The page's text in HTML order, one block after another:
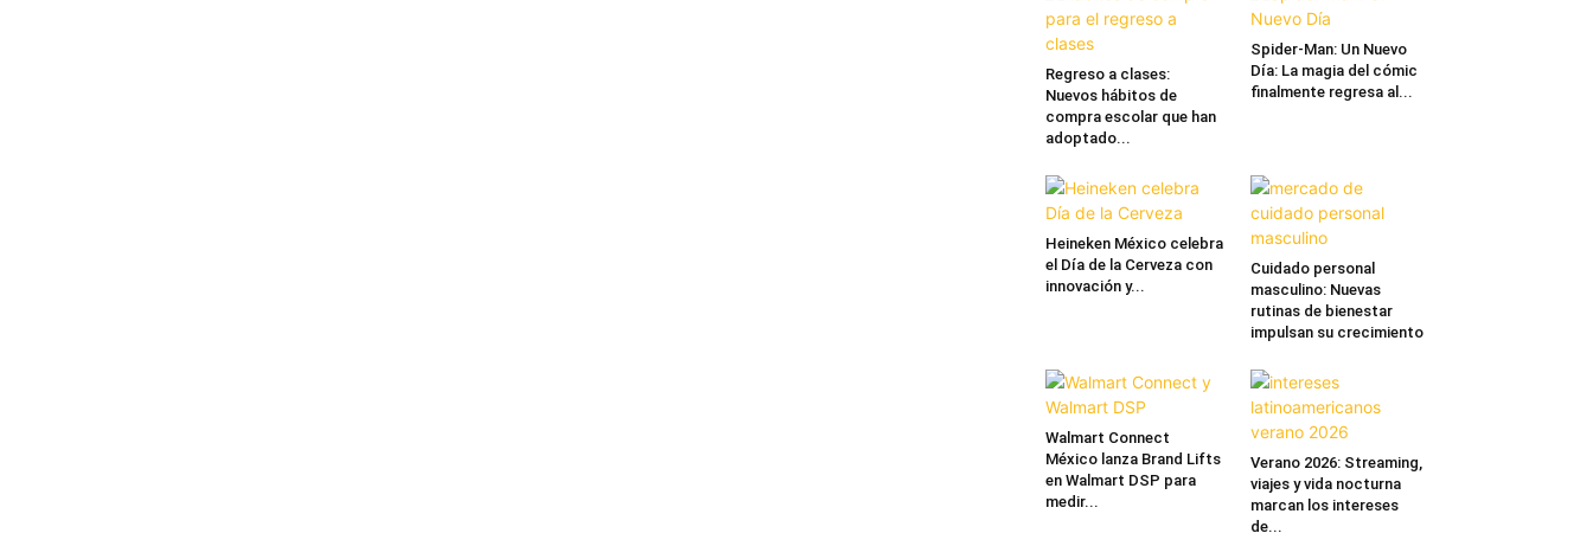
Regreso a clases:
Nuevos hábitos de
compra escolar que han
adoptado...
Spider-Man: Un Nuevo
Día: La magia del cómic
finalmente regresa al...
Heineken México celebra
el Día de la Cerveza con
innovación y...
Cuidado personal
masculino: Nuevas
rutinas de bienestar
impulsan su crecimiento
Walmart Connect
México lanza Brand Lifts
en Walmart DSP para
medir...
Verano 2026: Streaming,
viajes y vida nocturna
marcan los intereses
de...